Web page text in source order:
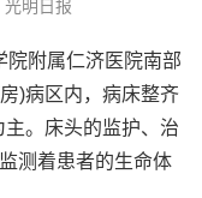
光明日报
院附属仁济医院南部
)病区内，病床整齐
。床头的监护、治
测着患者的生命体